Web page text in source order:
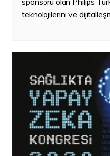
teknolojilerini ve